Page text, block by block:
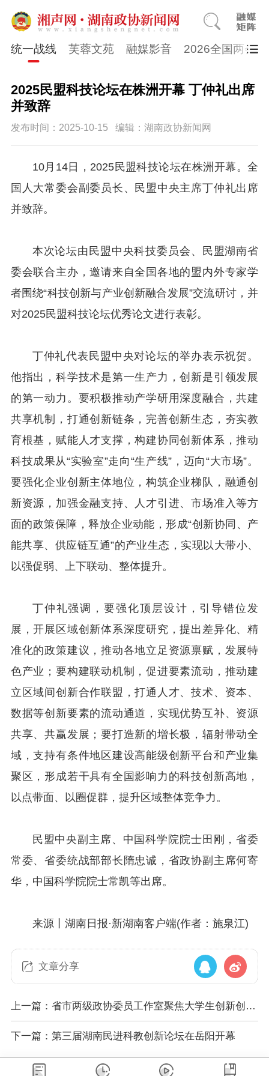
统一战线 芙蓉文苑 融媒影音 2026全国两会
2025民盟科技论坛在株洲开幕 丁仲礼出席
并致辞
发布时间：2025-10-15 编辑：湖南政协新闻网
10月14日，2025民盟科技论坛在株洲开幕。全
国人大常委会副委员长、民盟中央主席丁仲礼出席
并致辞。
本次论坛由民盟中央科技委员会、民盟湖南省
委会联合主办，邀请来自全国各地的盟内外专家学
者围绕“科技创新与产业创新融合发展”交流研讨，并
对2025民盟科技论坛优秀论文进行表彰。
丁仲礼代表民盟中央对论坛的举办表示祝贺。
他指出，科学技术是第一生产力，创新是引领发展
的第一动力。要积极推动产学研用深度融合，共建
共享机制，打通创新链条，完善创新生态，夯实教
育根基，赋能人才支撑，构建协同创新体系，推动
科技成果从“实验室”走向“生产线”，迈向“大市场”。
要强化企业创新主体地位，构筑企业梯队，融通创
新资源，加强金融支持、人才引进、市场准入等方
面的政策保障，释放企业动能，形成“创新协同、产
能共享、供应链互通”的产业生态，实现以大带小、
以强促弱、上下联动、整体提升。
丁仲礼强调，要强化顶层设计，引导错位发
展，开展区域创新体系深度研究，提出差异化、精
准化的政策建议，推动各地立足资源禀赋，发展特
色产业；要构建联动机制，促进要素流动，推动建
立区域间创新合作联盟，打通人才、技术、资本、
数据等创新要素的流动通道，实现优势互补、资源
共享、共赢发展；要打造新的增长极，辐射带动全
域，支持有条件地区建设高能级创新平台和产业集
聚区，形成若干具有全国影响力的科技创新高地，
以点带面、以圈促群，提升区域整体竞争力。
民盟中央副主席、中国科学院院士田刚，省委
常委、省委统战部部长隋忠诚，省政协副主席何寄
华，中国科学院院士常凯等出席。
来源丨湖南日报·新湖南客户端(作者：施泉江)
文章分享
上一篇：省市两级政协委员工作室聚焦大学生创新创业
开展“委员活动日”活动
下一篇：第三届湖南民进科教创新论坛在岳阳开幕